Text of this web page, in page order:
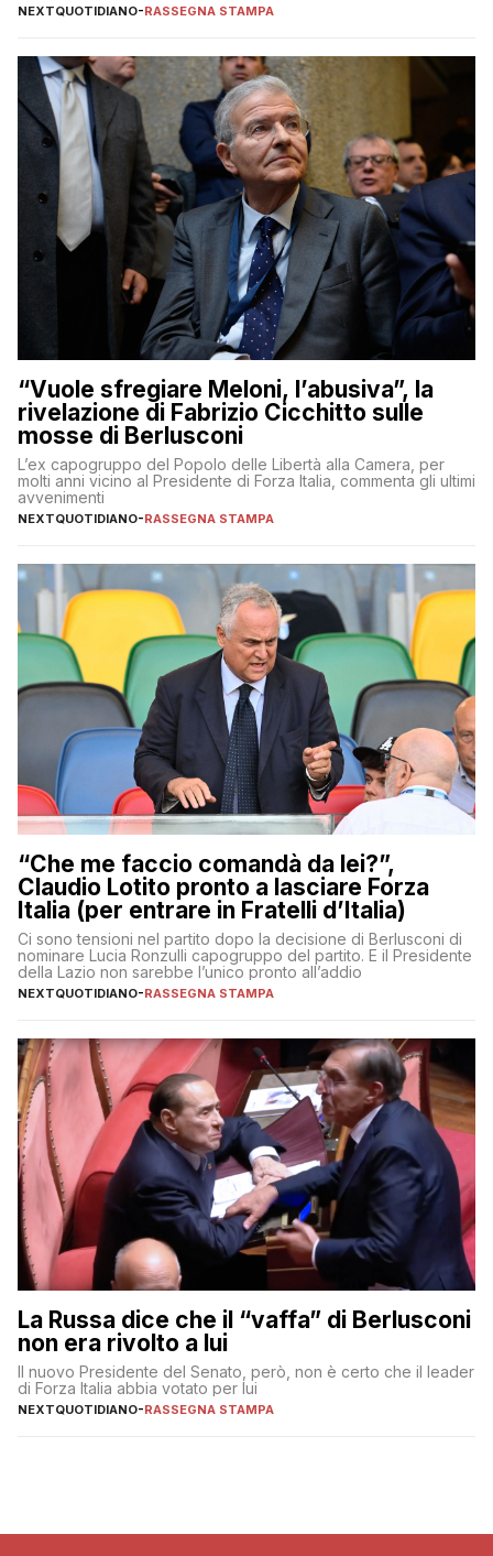
NEXTQUOTIDIANO-RASSEGNA STAMPA
“Vuole sfregiare Meloni, l’abusiva”, la
rivelazione di Fabrizio Cicchitto sulle
mosse di Berlusconi
L’ex capogruppo del Popolo delle Libertà alla Camera, per
molti anni vicino al Presidente di Forza Italia, commenta gli ultimi
avvenimenti
NEXTQUOTIDIANO-RASSEGNA STAMPA
“Che me faccio comandà da lei?”,
Claudio Lotito pronto a lasciare Forza
Italia (per entrare in Fratelli d’Italia)
Ci sono tensioni nel partito dopo la decisione di Berlusconi di
nominare Lucia Ronzulli capogruppo del partito. E il Presidente
della Lazio non sarebbe l’unico pronto all’addio
NEXTQUOTIDIANO-RASSEGNA STAMPA
La Russa dice che il “vaffa” di Berlusconi
non era rivolto a lui
Il nuovo Presidente del Senato, però, non è certo che il leader
di Forza Italia abbia votato per lui
NEXTQUOTIDIANO-RASSEGNA STAMPA